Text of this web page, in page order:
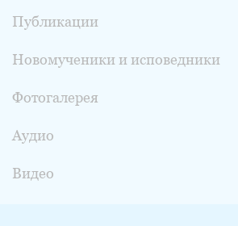
Публикации
Новомученики и исповедники
Фотогалерея
Аудио
Видео